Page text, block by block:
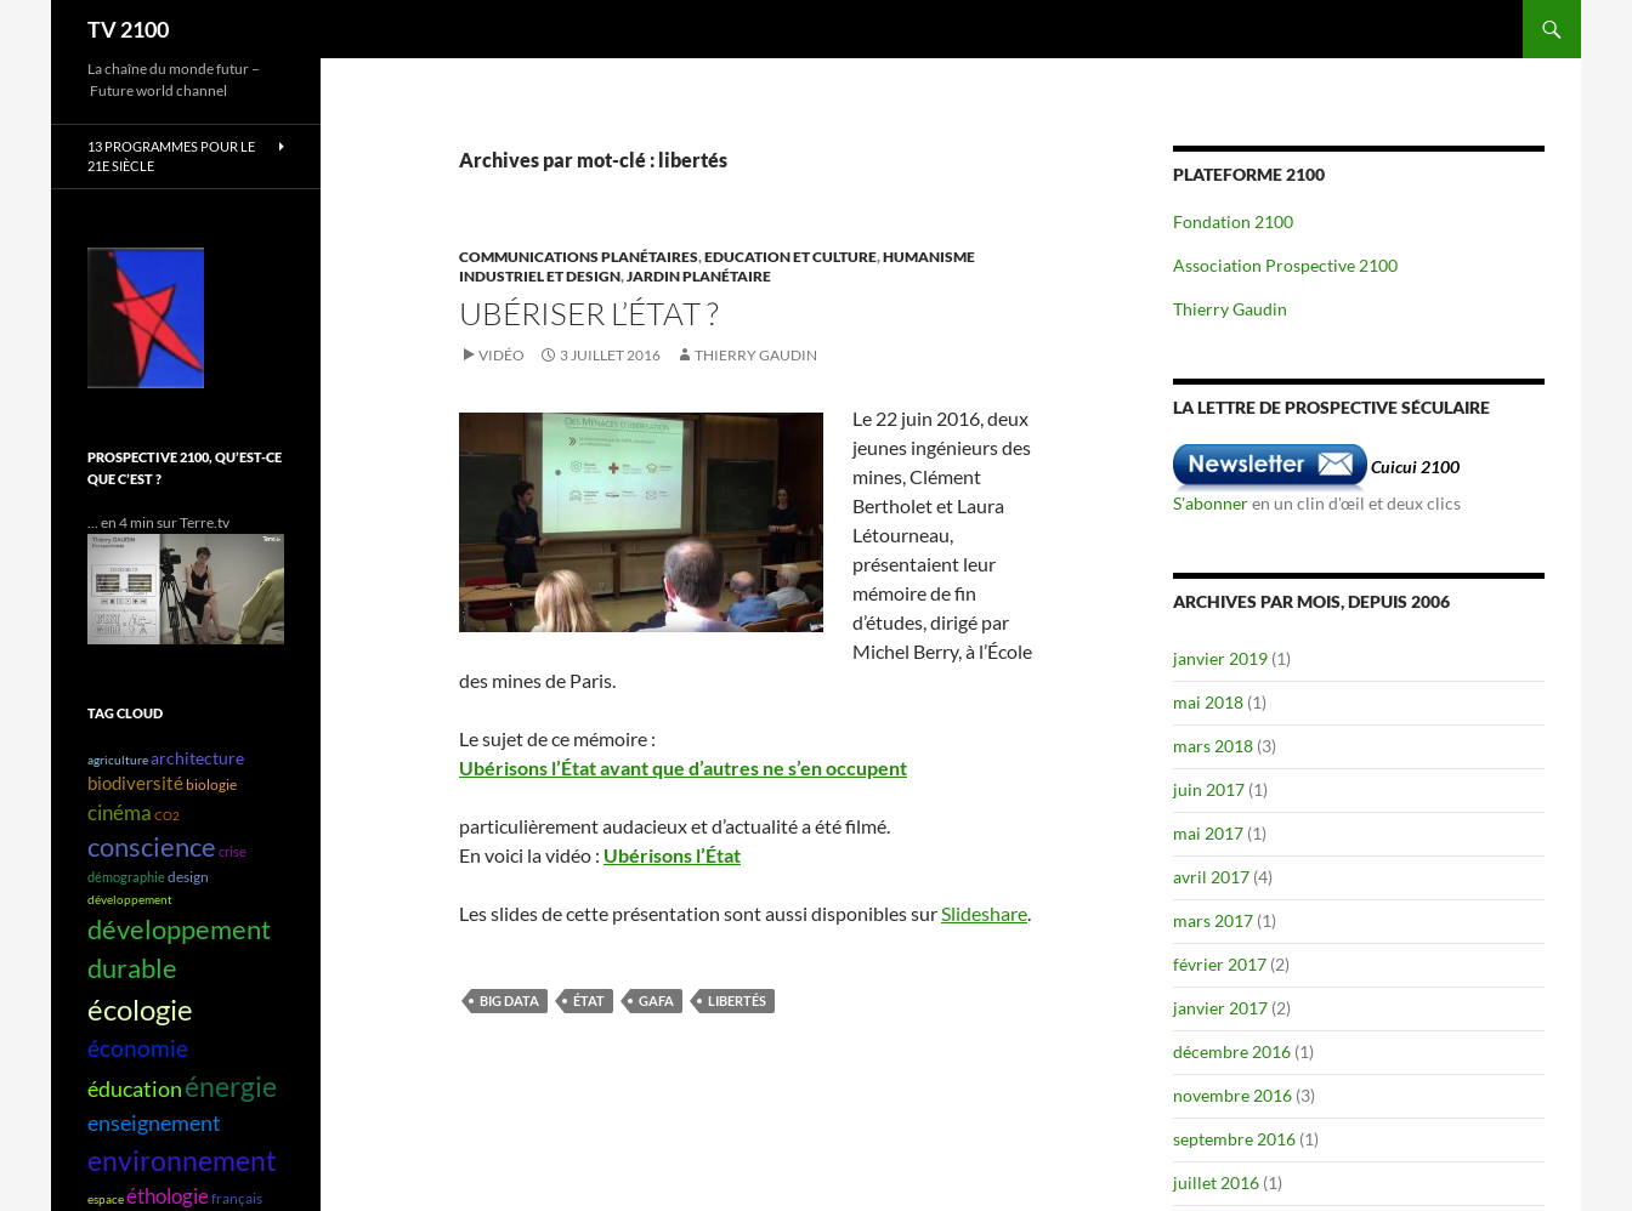
contenu
TV 2100
Archives par mot-clé : libertés
COMMUNICATIONS PLANÉTAIRES,EDUCATION ET CULTURE,HUMANISME
INDUSTRIEL ET DESIGN,JARDIN PLANÉTAIRE
UBÉRISER L’ÉTAT ?
VIDÉO 3 JUILLET 2016 THIERRY GAUDIN
Le 22 juin 2016, deux
jeunes ingénieurs des
mines, Clément
Bertholet et Laura
Létourneau,
présentaient leur
mémoire de fin
d’études, dirigé par
Michel Berry, à l’École
des mines de Paris.
Le sujet de ce mémoire :
Ubérisons l’État avant que d’autres ne s’en occupent
particulièrement audacieux et d’actualité a été filmé.
En voici la vidéo : Ubérisons l’État
Les slides de cette présentation sont aussi disponibles surSlideshare.
BIG DATA ÉTAT GAFA LIBERTÉS
PLATEFORME 2100
Fondation 2100
Association Prospective 2100
Thierry Gaudin
LA LETTRE DE PROSPECTIVE SÉCULAIRE
Cuicui 2100
S'abonneren un clin d'œil et deux clics
ARCHIVES PAR MOIS, DEPUIS 2006
janvier 2019 (1)
mai 2018 (1)
mars 2018 (3)
juin 2017 (1)
mai 2017 (1)
avril 2017 (4)
mars 2017 (1)
février 2017 (2)
janvier 2017 (2)
décembre 2016 (1)
novembre 2016 (3)
septembre 2016 (1)
juillet 2016 (1)
La chaîne du monde futur –
Future world channel
13 PROGRAMMES POUR LE
21E SIÈCLE
PROSPECTIVE 2100, QU’EST-CE
QUE C’EST ?
... en 4 min sur Terre.tv
TAG CLOUD
agriculturearchitecture
biodiversité biologie
cinéma CO2
conscience crise
démographiedesign
développement
développement
durable
écologie
économie
éducationénergie
enseignement
environnement
espaceéthologiefrançais